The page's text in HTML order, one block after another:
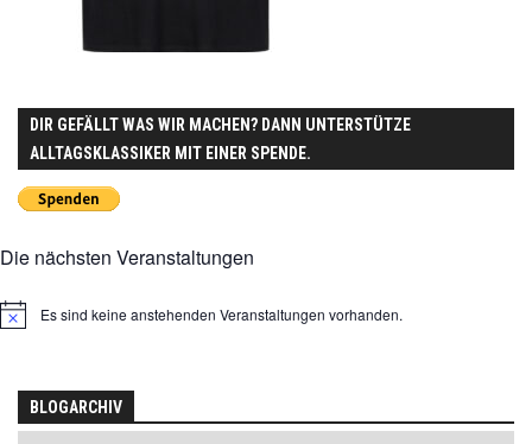
DIR GEFÄLLT WAS WIR MACHEN? DANN UNTERSTÜTZE
ALLTAGSKLASSIKER MIT EINER SPENDE.
Die nächsten Veranstaltungen
HinweisEs sind keine anstehenden Veranstaltungen vorhanden.
BLOGARCHIV